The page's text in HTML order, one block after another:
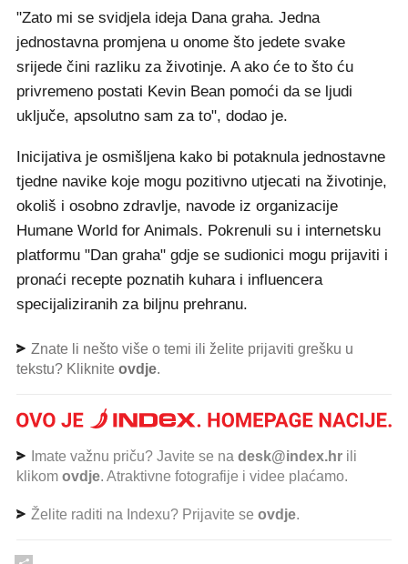
"Zato mi se svidjela ideja Dana graha. Jedna
jednostavna promjena u onome što jedete svake
srijede čini razliku za životinje. A ako će to što ću
privremeno postati Kevin Bean pomoći da se ljudi
uključe, apsolutno sam za to", dodao je.
Inicijativa je osmišljena kako bi potaknula jednostavne
tjedne navike koje mogu pozitivno utjecati na životinje,
okoliš i osobno zdravlje, navode iz organizacije
Humane World for Animals. Pokrenuli su i internetsku
platformu "Dan graha" gdje se sudionici mogu prijaviti i
pronaći recepte poznatih kuhara i influencera
specijaliziranih za biljnu prehranu.
Znate li nešto više o temi ili želite prijaviti grešku u
tekstu? Kliknite ovdje.
Imate važnu priču? Javite se na desk@index.hr ili
klikom ovdje. Atraktivne fotografije i videe plaćamo.
Želite raditi na Indexu? Prijavite se ovdje.